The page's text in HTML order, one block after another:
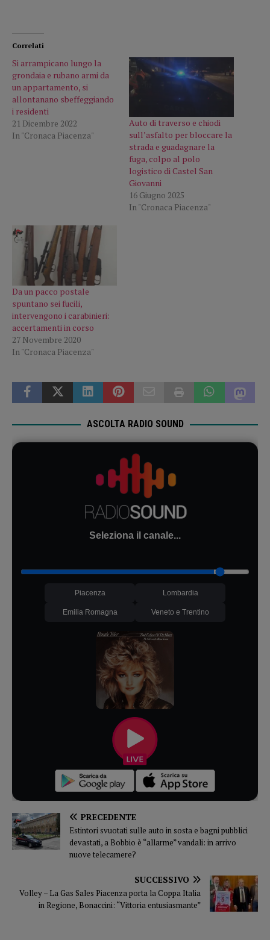
Correlati
Si arrampicano lungo la
grondaia e rubano armi da
un appartamento, si
allontanano sbeffeggiando
i residenti
21 Dicembre 2022
In "Cronaca Piacenza"
Auto di traverso e chiodi
sull’asfalto per bloccare la
strada e guadagnare la
fuga, colpo al polo
logistico di Castel San
Giovanni
16 Giugno 2025
In "Cronaca Piacenza"
Da un pacco postale
spuntano sei fucili,
intervengono i carabinieri:
accertamenti in corso
27 Novembre 2020
In "Cronaca Piacenza"
ASCOLTA RADIO SOUND
Seleziona il canale...
Piacenza Lombardia
Emilia Romagna Veneto e Trentino
PRECEDENTE
Estintori svuotati sulle auto in sosta e bagni pubblici
devastati, a Bobbio è “allarme” vandali: in arrivo
nuove telecamere?
SUCCESSIVO
Volley – La Gas Sales Piacenza porta la Coppa Italia
in Regione, Bonaccini: “Vittoria entusiasmante”